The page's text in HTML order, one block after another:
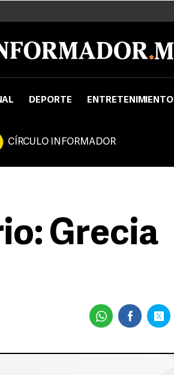
DEPORTE ENTRETENIMIENTO
CÍRCULO INFORMADOR
Grecia